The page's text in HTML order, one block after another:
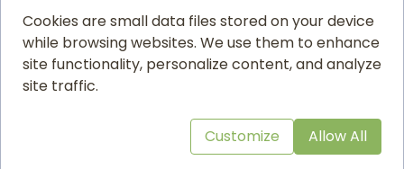
Pałac Kraussego
Pałac Lubomirskich
Cookies are small data files stored on your device
while browsing websites. We use them to enhance
site functionality, personalize content, and analyze
site traffic.
Customize Allow All